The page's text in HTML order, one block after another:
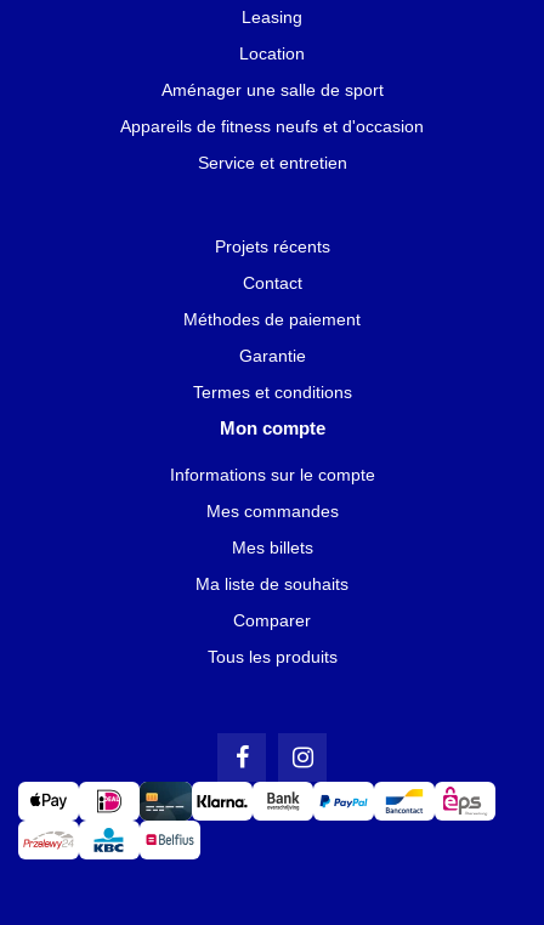
Leasing
Location
Aménager une salle de sport
Appareils de fitness neufs et d'occasion
Service et entretien
Projets récents
Contact
Méthodes de paiement
Garantie
Termes et conditions
Mon compte
Informations sur le compte
Mes commandes
Mes billets
Ma liste de souhaits
Comparer
Tous les produits